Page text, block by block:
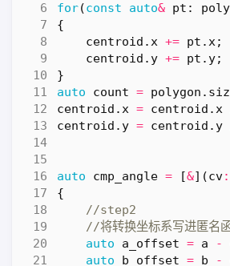
for(const auto& pt :
{
centroid .x += pt .x;
centroid . y += pt . y;
}
auto
count = polygon .
centroid .x = centroid .x
centroid . y = centroid . y
auto cmp_angle = [&](cv
{
auto
a_offset = a -
auto
b_offset = b -